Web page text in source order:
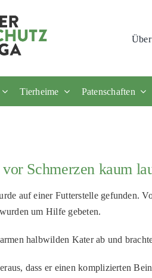
Tierheime Patenschaften
Schmerzen kaum
auf einer Futterstelle gefunden.
um Hilfe gebeten.
halbwilden Kater ab und
dass er einen komplizierten